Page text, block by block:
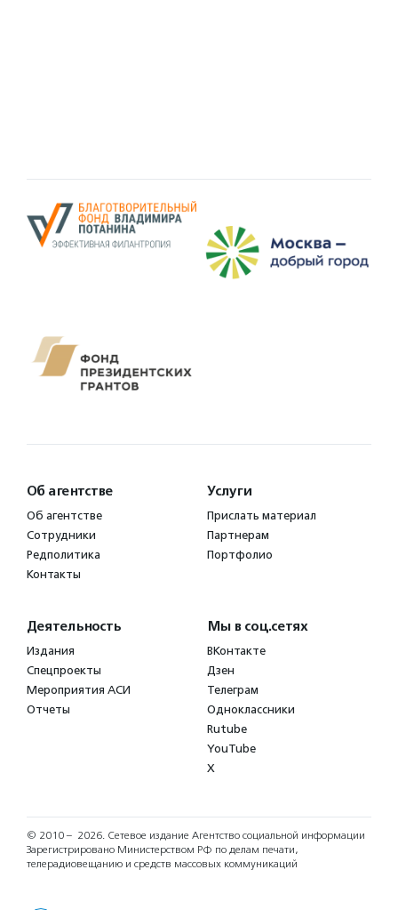
Об агентстве
Об агентстве
Сотрудники
Редполитика
Контакты
Услуги
Прислать материал
Партнерам
Портфолио
Деятельность
Издания
Спецпроекты
Мероприятия АСИ
Отчеты
Мы в соц.сетях
ВКонтакте
Дзен
Телеграм
Одноклассники
Rutube
YouTube
X
© 2010 – 2026. Сетевое издание Агентство социальной информации
Зарегистрировано Министерством РФ по делам печати,
телерадиовещанию и средств массовых коммуникаций